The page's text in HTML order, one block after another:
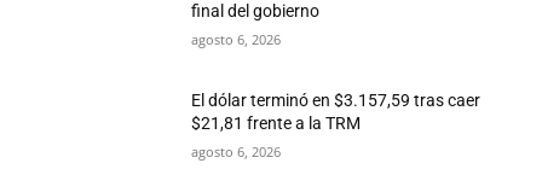
final del gobierno
agosto 6, 2026
El dólar terminó en $3.157,59 tras caer
$21,81 frente a la TRM
agosto 6, 2026